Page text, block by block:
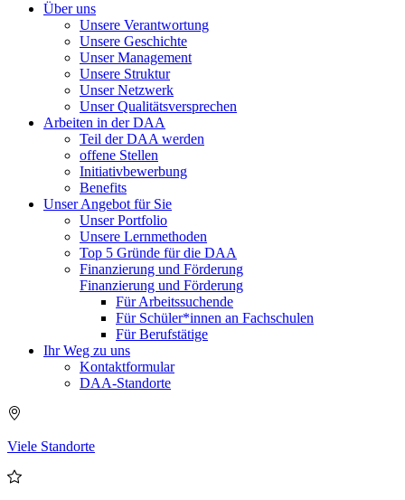
Über uns
Unsere Verantwortung
Unsere Geschichte
Unser Management
Unsere Struktur
Unser Netzwerk
Unser Qualitätsversprechen
Arbeiten in der DAA
Teil der DAA werden
offene Stellen
Initiativbewerbung
Benefits
Unser Angebot für Sie
Unser Portfolio
Unsere Lernmethoden
Top 5 Gründe für die DAA
Finanzierung und Förderung
Finanzierung und Förderung
Für Arbeitssuchende
Für Schüler*innen an Fachschulen
Für Berufstätige
Ihr Weg zu uns
Kontaktformular
DAA-Standorte
Viele Standorte